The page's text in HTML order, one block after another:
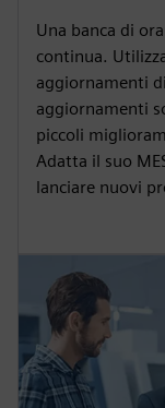
Una banca di
continua.
aggiornamenti
aggiornamenti
piccoli
Adatta il suo
lanciare nuovi